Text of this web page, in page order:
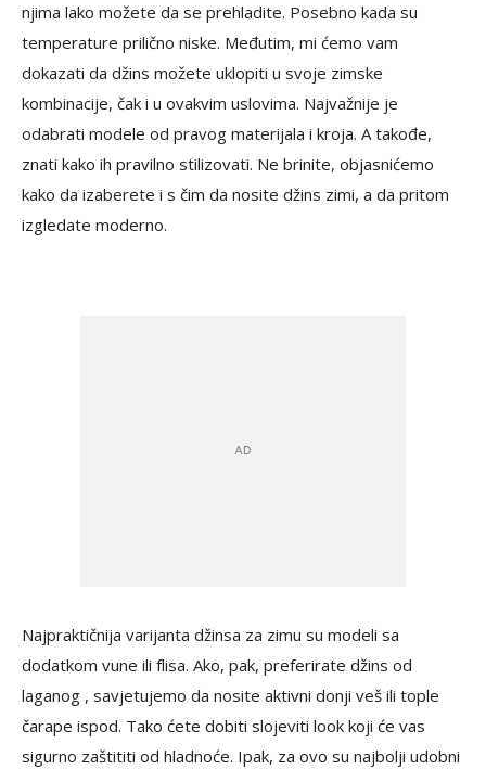
njima lako možete da se prehladite. Posebno kada su
temperature prilično niske. Međutim, mi ćemo vam
dokazati da džins možete uklopiti u svoje zimske
kombinacije, čak i u ovakvim uslovima. Najvažnije je
odabrati modele od pravog materijala i kroja. A takođe,
znati kako ih pravilno stilizovati. Ne brinite, objasnićemo
kako da izaberete i s čim da nosite džins zimi, a da pritom
izgledate moderno.
Najpraktičnija varijanta džinsa za zimu su modeli sa
dodatkom vune ili flisa. Ako, pak, preferirate džins od
laganog , savjetujemo da nosite aktivni donji veš ili tople
čarape ispod. Tako ćete dobiti slojeviti look koji će vas
sigurno zaštititi od hladnoće. Ipak, za ovo su najbolji udobni